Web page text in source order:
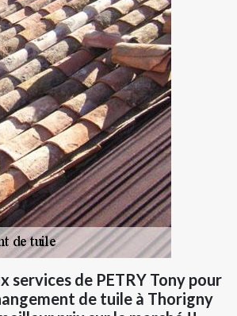
services de PETRY Tony pour
de tuile à Thorigny